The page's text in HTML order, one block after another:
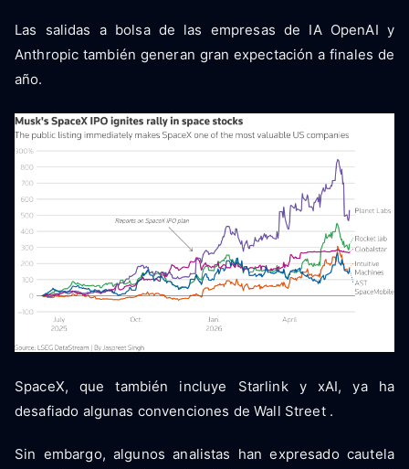
Las salidas a bolsa de las empresas de IA OpenAI y
Anthropic también generan gran expectación a finales de
año.
SpaceX, que también incluye Starlink y xAI, ya ha
desafiado algunas convenciones de Wall Street .
Sin embargo, algunos analistas han expresado cautela